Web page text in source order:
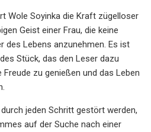
Wole Soyinka die Kraft zügelloser
Geist einer Frau, die keine
des Lebens anzunehmen. Es ist
Stück, das den Leser dazu
zu genießen und das Leben
jeden Schritt gestört werden,
auf der Suche nach einer